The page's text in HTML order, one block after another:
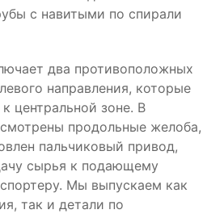
с навитыми по спирали
два противоположных
направления, которые
центральной зоне. В
продольные желоба,
пальчиковый привод,
сырья к подающему
Мы выпускаем как
так и детали по